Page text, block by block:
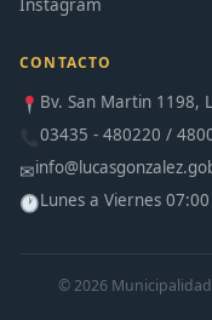
CONTACTO
Bv. San Martin 1198,
03435 - 480220 /
✉
Lunes a Viernes
© 2026 Municipalidad